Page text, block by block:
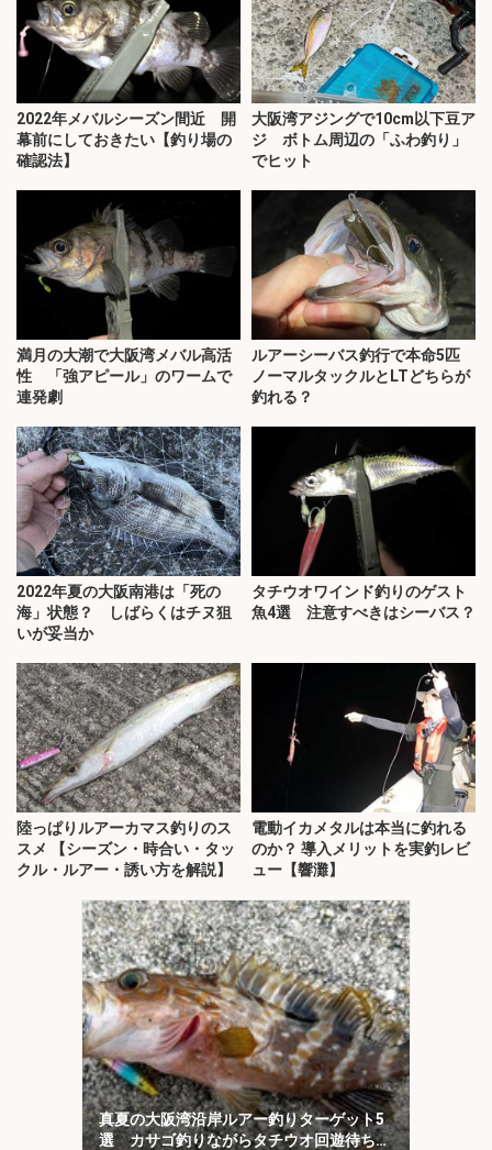
2022年メバルシーズン間近 開
幕前にしておきたい【釣り場の
確認法】
大阪湾アジングで10cm以下豆ア
ジ ボトム周辺の「ふわ釣り」
でヒット
満月の大潮で大阪湾メバル高活
性 「強アピール」のワームで
連発劇
ルアーシーバス釣行で本命5匹
ノーマルタックルとLTどちらが
釣れる？
2022年夏の大阪南港は「死の
海」状態？ しばらくはチヌ狙
いが妥当か
タチウオワインド釣りのゲスト
魚4選 注意すべきはシーバス？
陸っぱりルアーカマス釣りのス
スメ 【シーズン・時合い・タッ
クル・ルアー・誘い方を解説】
電動イカメタルは本当に釣れる
のか？ 導入メリットを実釣レビ
ュー【響灘】
真夏の大阪湾沿岸ルアー釣りターゲット5
選 カサゴ釣りながらタチウオ回遊待ちが